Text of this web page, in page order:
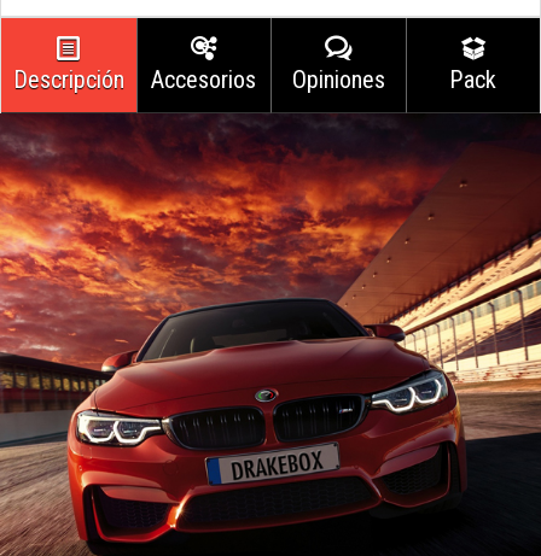
Descripción Accesorios Opiniones Pack